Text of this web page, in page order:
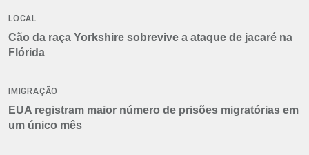
LOCAL
Cão da raça Yorkshire sobrevive a ataque de jacaré na
Flórida
IMIGRAÇÃO
EUA registram maior número de prisões migratórias em
um único mês